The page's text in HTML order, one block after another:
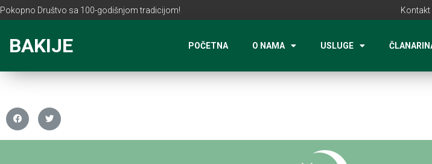
Pokopno Društvo sa 100-godišnjom tradicijom! Kontakt
BAKIJE POČETNA O NAMA USLUGE